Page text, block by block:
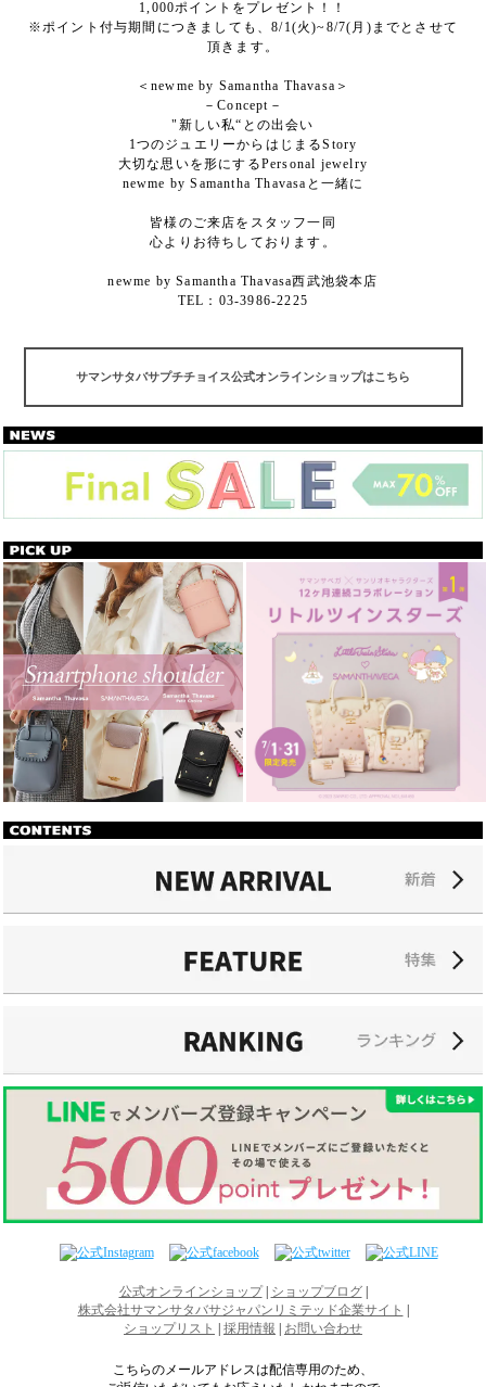
1,000ポイントをプレゼント！！
※ポイント付与期間につきましても、8/1(火)~8/7(月)までとさせて
頂きます。
＜newme by Samantha Thavasa＞
－Concept－
"新しい私“との出会い
1つのジュエリーからはじまるStory
大切な思いを形にするPersonal jewelry
newme by Samantha Thavasaと一緒に
皆様のご来店をスタッフ一同
心よりお待ちしております。
newme by Samantha Thavasa西武池袋本店
TEL：03-3986-2225
サマンサタバサプチチョイス公式オンラインショップはこちら
公式オンラインショップ| ショップブログ|
株式会社サマンサタバサジャパンリミテッド企業サイト
ショップリスト
採用情報 お問い合わせ
こちらのメールアドレスは配信専用のため、